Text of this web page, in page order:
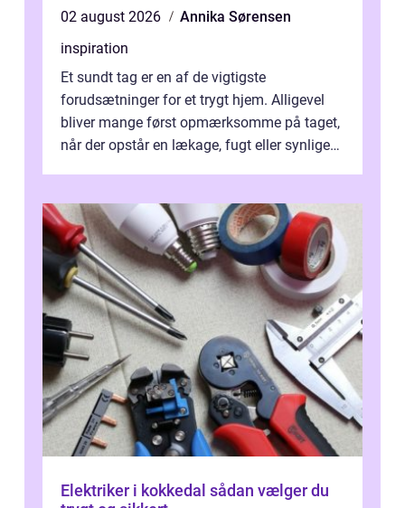
02 august 2026
Annika Sørensen
inspiration
Et sundt tag er en af de vigtigste
forudsætninger for et trygt hjem. Alligevel
bliver mange først opmærksomme på taget,
når der opstår en lækage, fugt eller synlige
Elektriker i kokkedal sådan vælger du